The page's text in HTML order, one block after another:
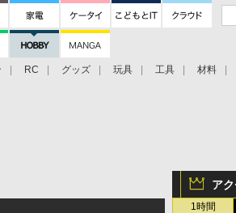
RC グッズ 玩具 工具 材料
ア
1時間